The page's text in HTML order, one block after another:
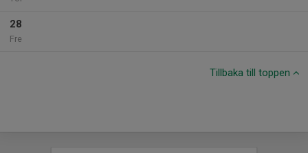
28
Fre
Tillbaka till toppen